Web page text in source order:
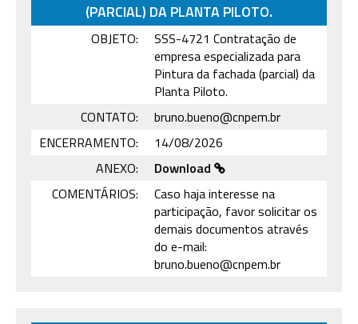
(PARCIAL) DA PLANTA PILOTO.
OBJETO:
SSS-4721 Contratação de
empresa especializada para
Pintura da fachada (parcial) da
Planta Piloto.
CONTATO:
bruno.bueno@cnpem.br
ENCERRAMENTO:
14/08/2026
ANEXO:
Download
COMENTÁRIOS:
Caso haja interesse na
participação, favor solicitar os
demais documentos através
do e-mail:
bruno.bueno@cnpem.br